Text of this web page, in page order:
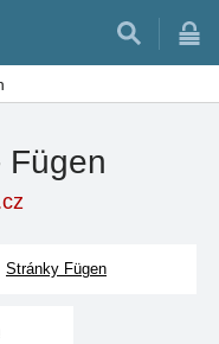
Fügen
Stránky Fügen